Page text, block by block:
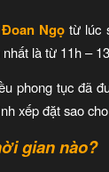
Đoan Ngọtừ lúc
là từ 11h –
phong tục đã
xếp đặt sao
gian nào?